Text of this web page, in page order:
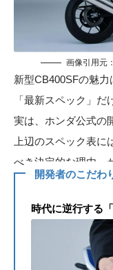
画像引用元：
新型CB400SFの魅
「最新スペック」だ
実は、ホンダ公式の
上辺のスペック表
べき決定的な理由」
開発者のこだわ
時代に逆行する